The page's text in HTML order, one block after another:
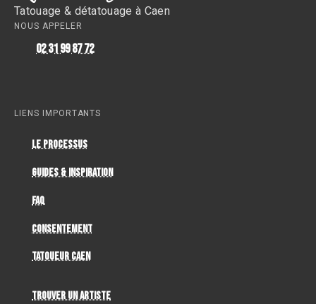
Tatouage & détatouage à Caen
NOUS APPELER
02 31 99 87 72
LIENS IMPORTANTS
Le Processus
Guides & Inspiration
FAQ
Consentement
Tatoueur Caen
Trouver un artiste